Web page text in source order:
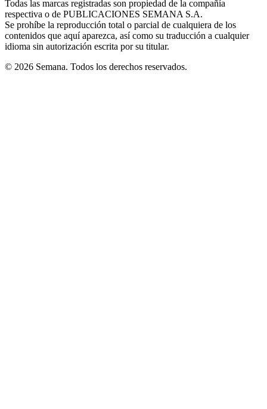
new
window
Todas las marcas registradas son propiedad de la compañía
respectiva o de PUBLICACIONES SEMANA S.A.
Se prohíbe la reproducción total o parcial de cualquiera de los
contenidos que aquí aparezca, así como su traducción a cualquier
idioma sin autorización escrita por su titular.
© 2026 Semana. Todos los derechos reservados.